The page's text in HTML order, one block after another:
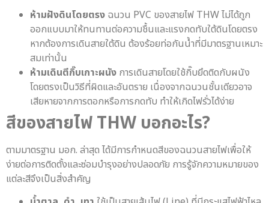
ห้ามฝังดินโดยตรง ฉนวน PVC ของสายไฟ THW ไม่ได้ถูก
ออกแบบมาให้ทนทานต่อความชื้นและแรงกดทับใต้ดินโดยตรง
หากต้องการเดินสายใต้ดิน ต้องร้อยท่อกันน้ำที่มีมาตรฐานเหมาะ
สมเท่านั้น
ห้ามเดินตีกิ๊บเกาะผนัง การเดินสายโดยใช้กิ๊บยึดติดกับผนัง
โดยตรงเป็นวิธีที่ผิดและอันตราย เนื่องจากฉนวนชั้นเดียวอาจ
เสียหายจากการตอกหรือการกดทับ ทำให้เกิดไฟรั่วได้ง่าย
สีของสายไฟ THW บอกอะไร?
ตามมาตรฐาน มอก. ล่าสุด ได้มีการกำหนดสีของฉนวนสายไฟเพื่อให้
ง่ายต่อการติดตั้งและซ่อมบำรุงอย่างปลอดภัย การรู้จักความหมายของ
แต่ละสีจึงเป็นสิ่งสำคัญ